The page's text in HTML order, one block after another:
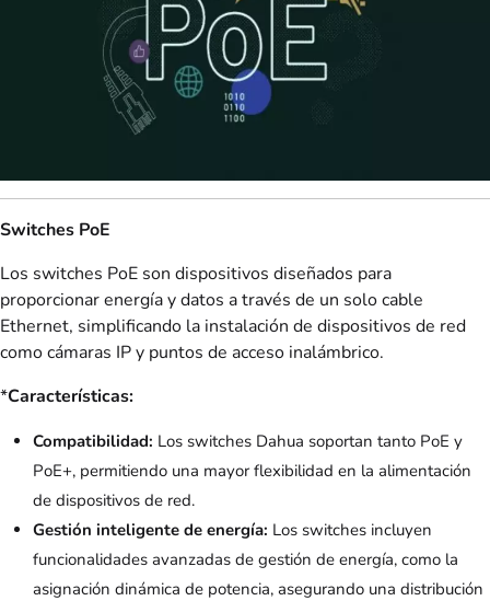
Switches PoE
Los switches PoE son dispositivos diseñados para
proporcionar energía y datos a través de un solo cable
Ethernet, simplificando la instalación de dispositivos de red
como cámaras IP y puntos de acceso inalámbrico.
*Características:
Compatibilidad: Los switches Dahua soportan tanto PoE y
PoE+, permitiendo una mayor flexibilidad en la alimentación
de dispositivos de red.
Gestión inteligente de energía: Los switches incluyen
funcionalidades avanzadas de gestión de energía, como la
asignación dinámica de potencia, asegurando una distribución